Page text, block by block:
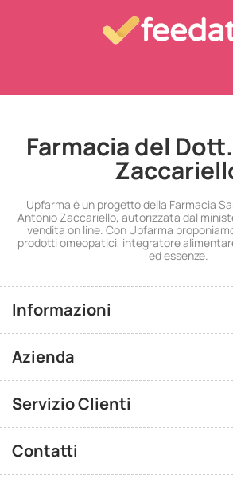
Farmacia del
Upfarma è un progetto della Farmacia
Antonio Zaccariello, autorizzata dal
vendita on line. Con Upfarma
prodotti omeopatici, integratore
ed essenze.
Informazioni
Azienda
Servizio Clienti
Contatti